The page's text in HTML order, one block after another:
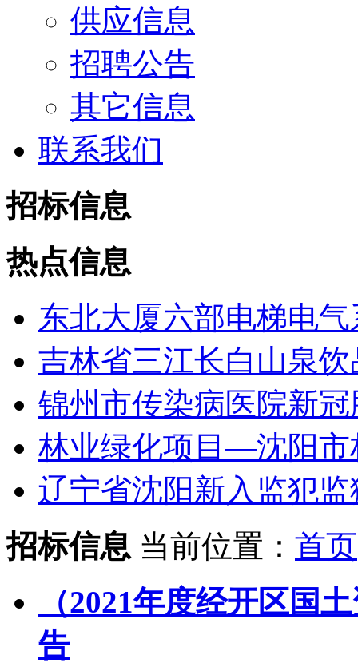
供应信息
招聘公告
其它信息
联系我们
招标信息
热点信息
东北大厦六部电梯电
吉林省三江长白山泉
锦州市传染病医院新
林业绿化项目—沈阳市
辽宁省沈阳新入监犯
招标信息 当前位置： 首页
（2021年度经开区国
告